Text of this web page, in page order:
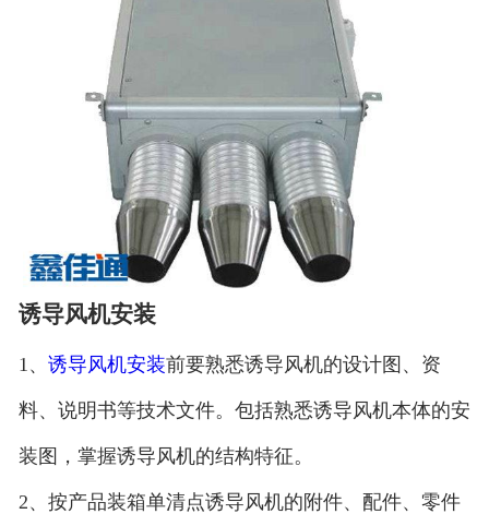
诱导风机安装
1、 诱导风机安装前要熟悉诱导风机的设计图、资
料、说明书等技术文件。包括熟悉诱导风机本体的安
装图，掌握诱导风机的结构特征。
2、按产品装箱单清点诱导风机的附件、配件、零件